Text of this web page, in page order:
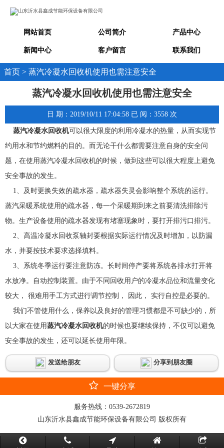
网站首页 公司简介 产品中心
新闻中心 客户留言 联系我们
首页 > 蒸汽冷凝水回收机使用也需注意安全
蒸汽冷凝水回收机使用也需注意安全
日 期：2019/10/11 17:04:58 已 阅：3558 次
蒸汽冷凝水回收机可以很大限度的利用冷凝水的热量，从而实现节
约用水和节约燃料的目的。而无论干什么都需要注意自身的安全问
题，在使用蒸汽冷凝水回收机的时候，做到这些可以很大程度上避免
安全事故的发生。
1、及时更换失效的疏水器，疏水器失灵会影响整个系统的运行。
蒸汽采暖系统使用的疏水器，每一个采暖期到来之前要清洗排除污
物。生产设备使用的疏水器发现有堵塞现象时，要打开排污口排污。
2、高温冷凝水回收泵轴封要根据实际运行情况及时增加，以防漏
水，并要按技术要求选择填料。
3、系统冬季运行要注意防冻。长时间停产要将系统各排水打开将
水放净。自动控制装置。由于不同回收用户的冷凝水品位和流量变化
较大， 很难用手工方式进行调节控制， 因此， 实行自控是必要的。
我们不管使用什么，保养以及良好的管理习惯都是不可缺少的，所
以大家在使用蒸汽冷凝水回收机的时候也要继续保持，不仅可以避免
安全事故的发生，还可以延长使用年限。
发送给朋友 分享到朋友圈
一键分享
服务热线： 0539-2672819
山东沂水县鑫成节能环保设备有限公司 版权所有